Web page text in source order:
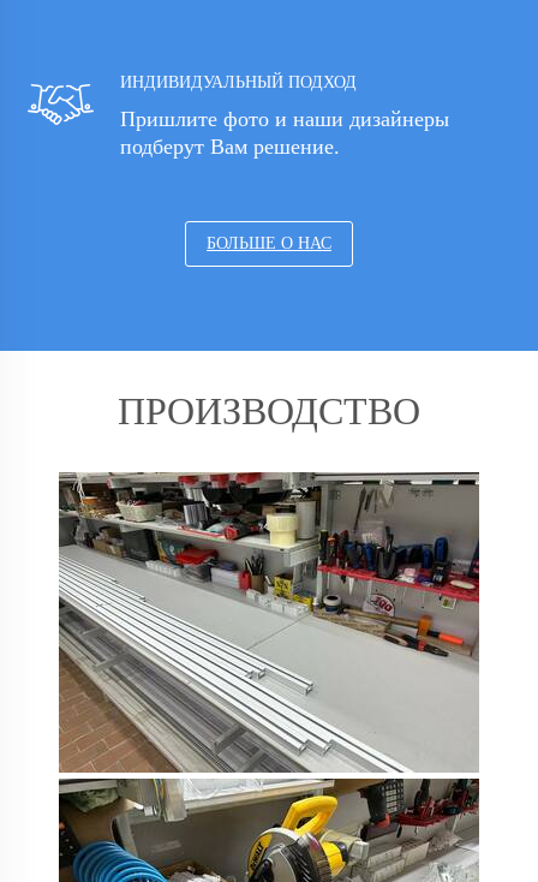
ИНДИВИДУАЛЬНЫЙ ПОДХОД
Пришлите фото и наши дизайнеры
подберут Вам решение.
БОЛЬШЕ О НАС
ПРОИЗВОДСТВО